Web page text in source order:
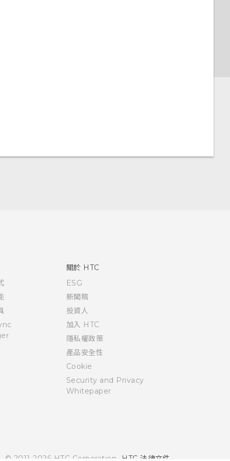
關於 HTC
ESG
新聞稿
投資人
加入 HTC
隱私權政策
產品安全性
Cookie
Security and Privacy
Whitepaper
© 2011-2026 HTC Corporation HTC 法律文件